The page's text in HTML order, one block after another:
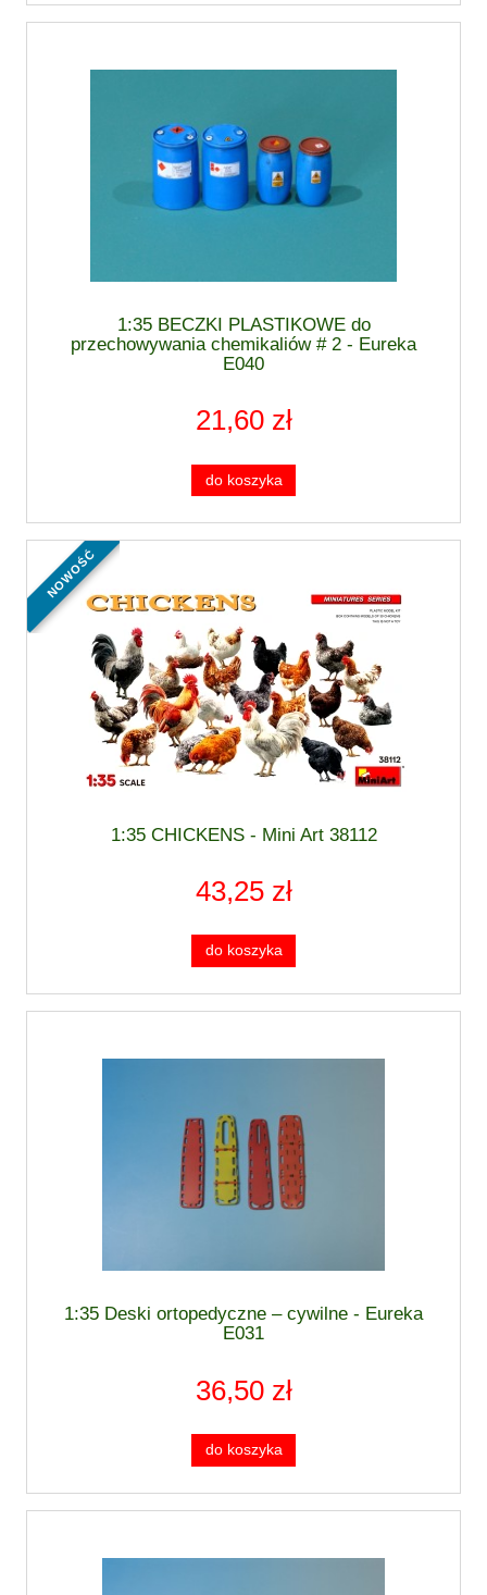
1:35 BECZKI PLASTIKOWE do
przechowywania chemikaliów # 2 - Eureka
E040
21,60 zł
do koszyka
1:35 CHICKENS - Mini Art 38112
43,25 zł
do koszyka
nowość
1:35 Deski ortopedyczne – cywilne - Eureka
E031
36,50 zł
do koszyka